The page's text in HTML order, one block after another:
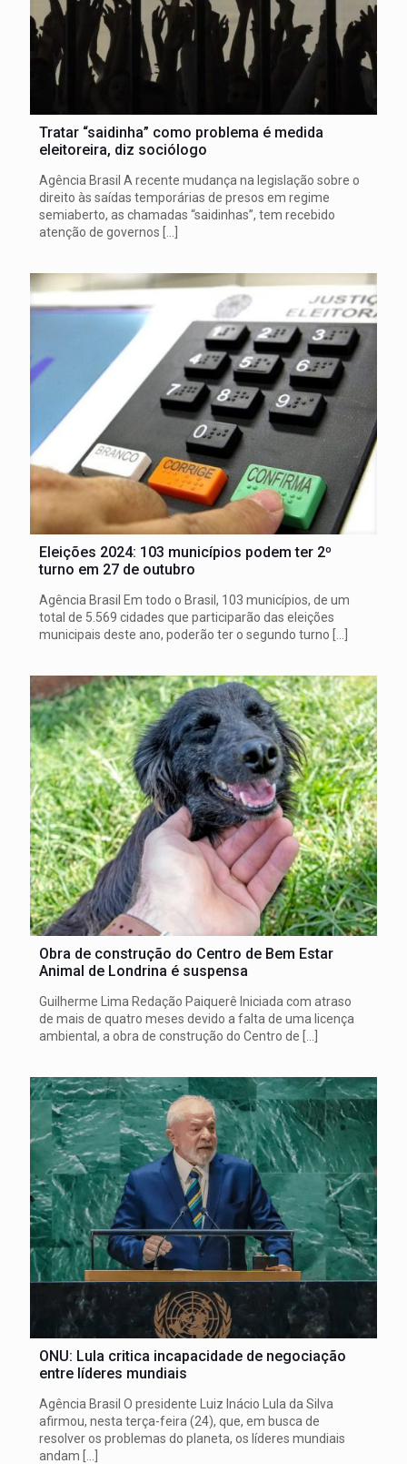
Tratar “saidinha” como problema é medida
eleitoreira, diz sociólogo
Agência Brasil A recente mudança na legislação sobre o
direito às saídas temporárias de presos em regime
semiaberto, as chamadas “saidinhas”, tem recebido
atenção de governos
Eleições 2024: 103 municípios podem ter 2º
turno em 27 de outubro
Agência Brasil Em todo o Brasil, 103 municípios, de um
total de 5.569 cidades que participarão das eleições
municipais deste ano, poderão ter o segundo turno […]
Obra de construção do Centro de Bem Estar
Animal de Londrina é suspensa
Guilherme Lima Redação Paiquerê Iniciada com atraso
de mais de quatro meses devido a falta de uma licença
ambiental, a obra de construção do Centro de
ONU: Lula critica incapacidade de negociação
entre líderes mundiais
Agência Brasil O presidente Luiz Inácio Lula da Silva
afirmou, nesta terça-feira (24), que, em busca de
resolver os problemas do planeta, os líderes mundiais
andam […]